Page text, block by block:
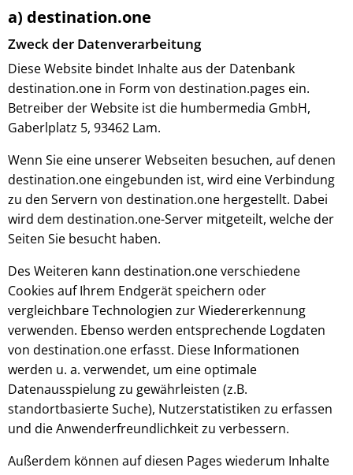
a) destination.one
Zweck der Datenverarbeitung
Diese Website bindet Inhalte aus der Datenbank
destination.one in Form von destination.pages ein.
Betreiber der Website ist die humbermedia GmbH,
Gaberlplatz 5, 93462 Lam.
Wenn Sie eine unserer Webseiten besuchen, auf denen
destination.one eingebunden ist, wird eine Verbindung
zu den Servern von destination.one hergestellt. Dabei
wird dem destination.one-Server mitgeteilt, welche der
Seiten Sie besucht haben.
Des Weiteren kann destination.one verschiedene
Cookies auf Ihrem Endgerät speichern oder
vergleichbare Technologien zur Wiedererkennung
verwenden. Ebenso werden entsprechende Logdaten
von destination.one erfasst. Diese Informationen
werden u. a. verwendet, um eine optimale
Datenausspielung zu gewährleisten (z.B.
standortbasierte Suche), Nutzerstatistiken zu erfassen
und die Anwenderfreundlichkeit zu verbessern.
Außerdem können auf diesen Pages wiederum Inhalte